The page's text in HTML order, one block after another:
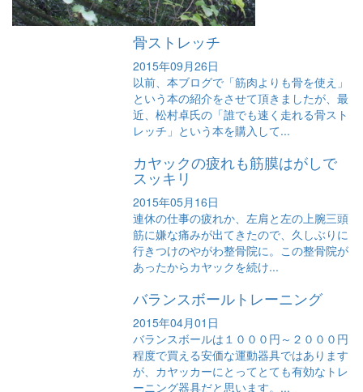
骨ストレッチ
2015年09月26日
以前、本ブログで「筋肉よりも骨を使え」
という本の紹介をさせて頂きましたが、最
近、松村卓氏の「誰でも速く走れる骨スト
レッチ」という本を購入して...
カヤックの疲れも筋膜はがしで
スッキリ
2015年05月16日
連休の仕事の疲れか、左肩と左の上腕三頭
筋に嫌な痛みが出てきたので、久しぶりに
行きつけのやがわ整骨院に。この整骨院が
あったからカヤックを続け...
バランスボールトレーニング
2015年04月01日
バランスボールは１０００円～２０００円
程度で買える安価な運動器具ではあります
が、カヤッカーにとってとても有効なトレ
ーニング器具だと思います。...